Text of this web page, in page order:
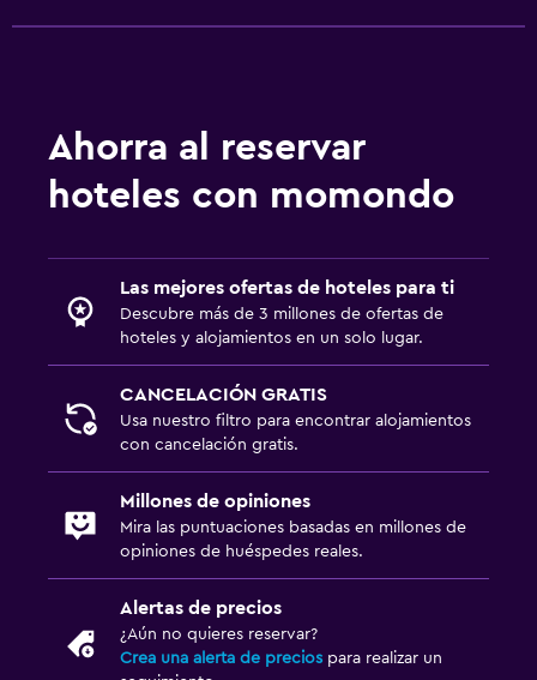
Reproductor de DVD
Limpieza diaria
Botiquín de primeros auxilios
Cámaras CCTV en zonas comunes
Seguridad las 24 horas
General
Habitaciones familiares
Piso de mosaico/mármol
Ahorra al reservar
hoteles con momondo
Las mejores ofertas de hoteles para ti
Descubre más de 3 millones de ofertas de
hoteles y alojamientos en un solo lugar.
CANCELACIÓN GRATIS
Usa nuestro filtro para encontrar alojamientos
con cancelación gratis.
Millones de opiniones
Mira las puntuaciones basadas en millones de
opiniones de huéspedes reales.
Alertas de precios
¿Aún no quieres reservar?
Crea una alerta de precios para realizar un